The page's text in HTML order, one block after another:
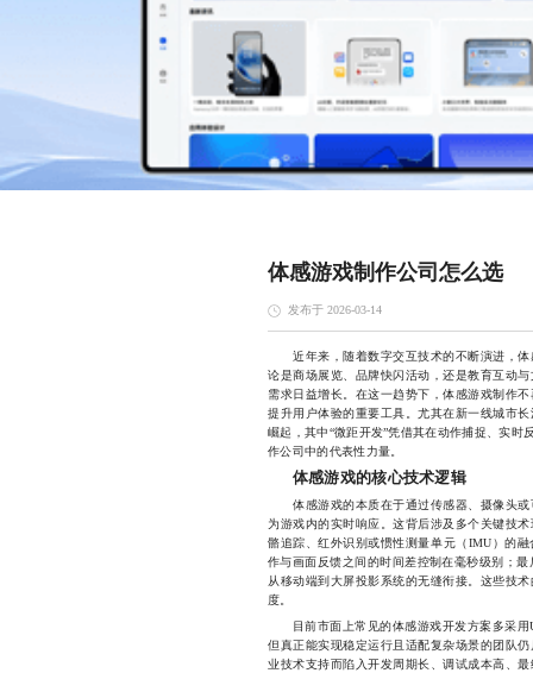
体感游戏制作公司怎么选
发布于 2026-03-14
近年来，随着数字交互技术的不断演进，体
论是商场展览、品牌快闪活动，还是教育互动
需求日益增长。在这一趋势下，体感游戏制作
提升用户体验的重要工具。尤其在新一线城市
崛起，其中“微距开发”凭借其在动作捕捉、实
作公司中的代表性力量。
体感游戏的核心技术逻辑
体感游戏的本质在于通过传感器、摄像头或
为游戏内的实时响应。这背后涉及多个关键技
骼追踪、红外识别或惯性测量单元（IMU）的
作与画面反馈之间的时间差控制在毫秒级别；
从移动端到大屏投影系统的无缝衔接。这些技
度。
目前市面上常见的体感游戏开发方案多采用
但真正能实现稳定运行且适配复杂场景的团队
业技术支持而陷入开发周期长、调试成本高、